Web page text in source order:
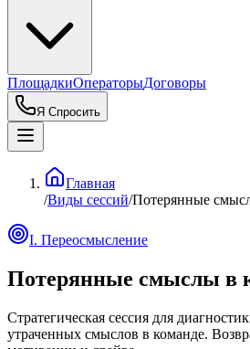
ПлощадкиОператорыДоговоры
Я Спросить
Главная
/Виды сессий/Потерянные
I. Переосмысление
Потерянные смыслы в
Стратегическая сессия для
утраченных смыслов в команде.